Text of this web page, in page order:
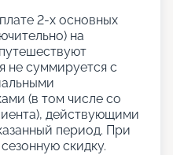
2-х основных
на
не суммируется с
(в том числе со
действующими
период. При
скидку.